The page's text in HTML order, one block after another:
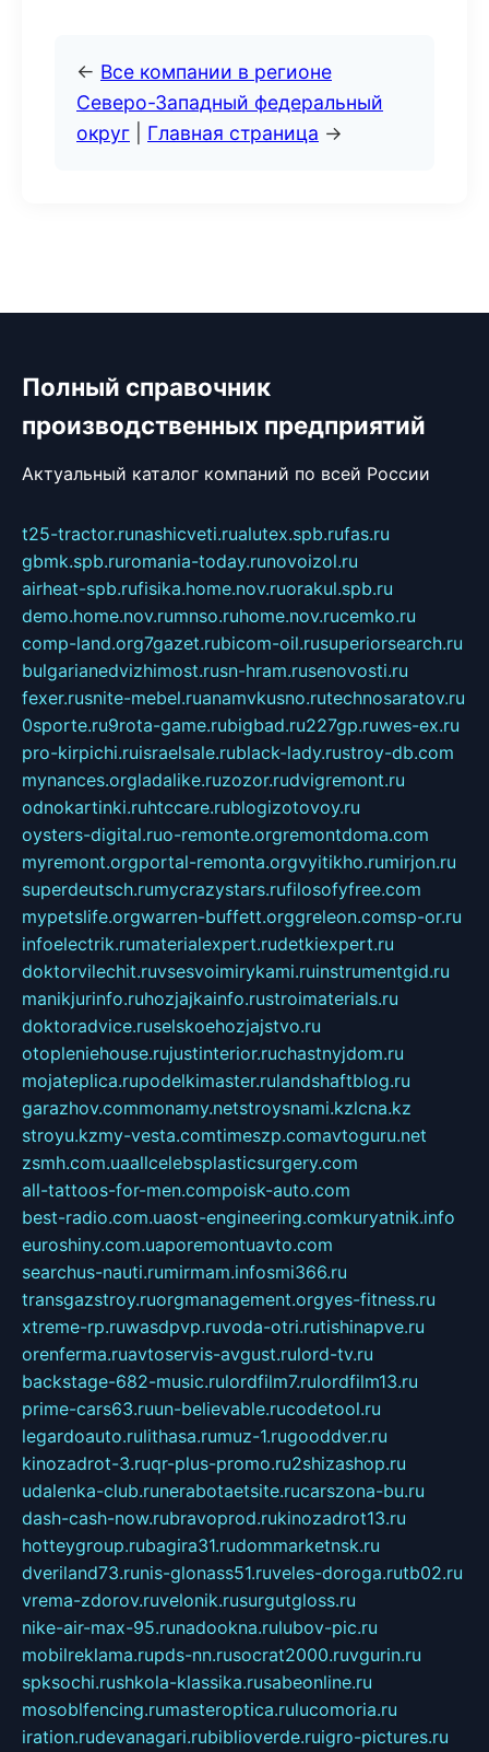
← Все компании в регионе
Северо-Западный федеральный
округ
Главная страница →
Полный справочник
производственных предприятий
Актуальный каталог компаний по всей России
t25-tractor.runashicveti.rualutex.spb.rufas.ru
gbmk.spb.ruromania-today.runovoizol.ru
airheat-spb.rufisika.home.nov.ruorakul.spb.ru
demo.home.nov.rumnso.ruhome.nov.rucemko.ru
comp-land.org7gazet.rubicom-oil.rusuperiorsearch.ru
bulgarianedvizhimost.rusn-hram.rusenovosti.ru
fexer.rusnite-mebel.ruanamvkusno.rutechnosaratov.ru
0sporte.ru9rota-game.rubigbad.ru227gp.ruwes-ex.ru
pro-kirpichi.ruisraelsale.rublack-lady.rustroy-db.com
mynances.orgladalike.ruzozor.rudvigremont.ru
odnokartinki.ruhtccare.rublogizotovoy.ru
oysters-digital.ruo-remonte.orgremontdoma.com
myremont.orgportal-remonta.orgvyitikho.rumirjon.ru
superdeutsch.rumycrazystars.rufilosofyfree.com
mypetslife.orgwarren-buffett.orggreleon.comsp-or.ru
infoelectrik.rumaterialexpert.rudetkiexpert.ru
doktorvilechit.ruvsesvoimirykami.ruinstrumentgid.ru
manikjurinfo.ruhozjajkainfo.rustroimaterials.ru
doktoradvice.ruselskoehozjajstvo.ru
otopleniehouse.rujustinterior.ruchastnyjdom.ru
mojateplica.rupodelkimaster.rulandshaftblog.ru
garazhov.commonamy.netstroysnami.kzlcna.kz
stroyu.kzmy-vesta.comtimeszp.comavtoguru.net
zsmh.com.uaallcelebsplasticsurgery.com
all-tattoos-for-men.compoisk-auto.com
best-radio.com.uaost-engineering.comkuryatnik.info
euroshiny.com.uaporemontuavto.com
searchus-nauti.rumirmam.infosmi366.ru
transgazstroy.ruorgmanagement.orgyes-fitness.ru
xtreme-rp.ruwasdpvp.ruvoda-otri.rutishinapve.ru
orenferma.ruavtoservis-avgust.rulord-tv.ru
backstage-682-music.rulordfilm7.rulordfilm13.ru
prime-cars63.ruun-believable.rucodetool.ru
legardoauto.rulithasa.rumuz-1.rugooddver.ru
kinozadrot-3.ruqr-plus-promo.ru2shizashop.ru
udalenka-club.runerabotaetsite.rucarszona-bu.ru
dash-cash-now.rubravoprod.rukinozadrot13.ru
hotteygroup.rubagira31.rudommarketnsk.ru
dveriland73.runis-glonass51.ruveles-doroga.rutb02.ru
vrema-zdorov.ruvelonik.rusurgutgloss.ru
nike-air-max-95.runadookna.rulubov-pic.ru
mobilreklama.rupds-nn.rusocrat2000.ruvgurin.ru
spksochi.rushkola-klassika.rusabeonline.ru
mosoblfencing.rumasteroptica.rulucomoria.ru
iration.rudevanagari.rubiblioverde.ruigro-pictures.ru